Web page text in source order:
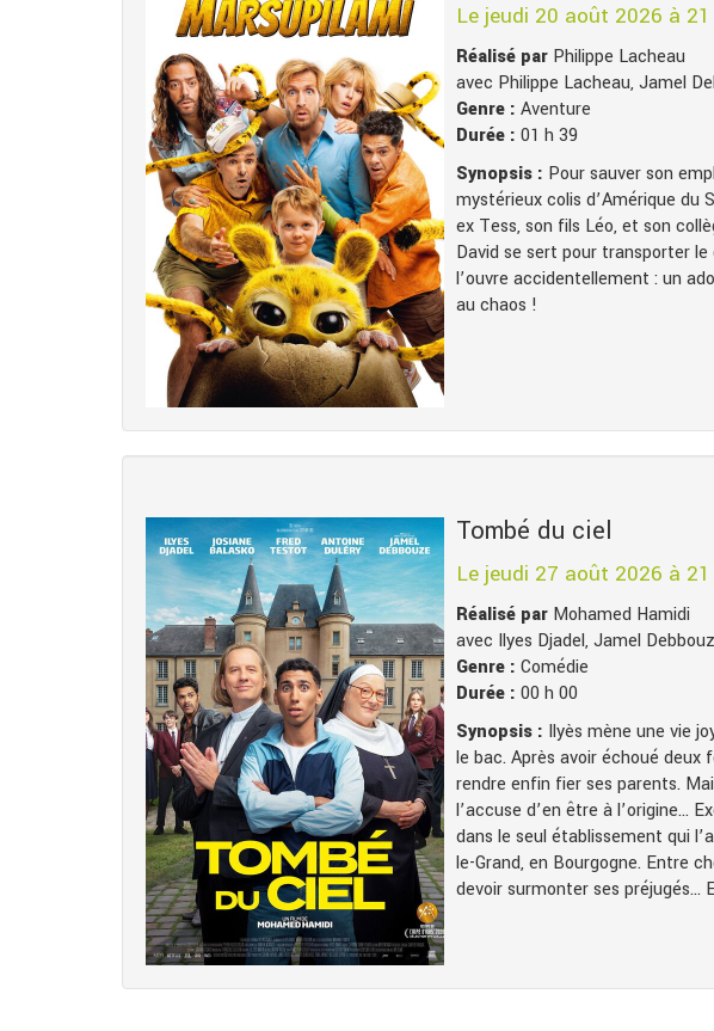
Le jeudi 20 août 2026 à
Réalisé par Philippe Lacheau
avec Philippe Lacheau, Jamel
Genre : Aventure
Durée : 01 h 39
Synopsis : Pour sauver son
mystérieux colis d’Amérique du
ex Tess, son fils Léo, et son
David se sert pour transporter
l’ouvre accidentellement : un
au chaos !
Tombé du ciel
Le jeudi 27 août 2026 à
Réalisé par Mohamed Hamidi
avec Ilyes Djadel, Jamel
Genre : Comédie
Durée : 00 h 00
Synopsis : Ilyès mène une vie
le bac. Après avoir échoué deux
rendre enfin fier ses parents.
l’accuse d’en être à l’origine…
dans le seul établissement qui
le-Grand, en Bourgogne. Entre
devoir surmonter ses préjugés…